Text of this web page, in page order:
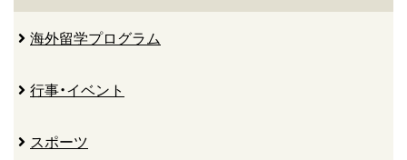
海外留学プログラム
行事・イベント
スポーツ